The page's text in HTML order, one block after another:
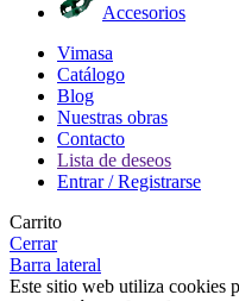
Accesorios
Vimasa
Catálogo
Blog
Nuestras obras
Contacto
Lista de deseos
Entrar / Registrarse
Carrito
Cerrar
Barra lateral
Este sitio web utiliza cookies